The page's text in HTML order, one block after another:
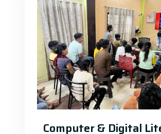
Computer & Digital